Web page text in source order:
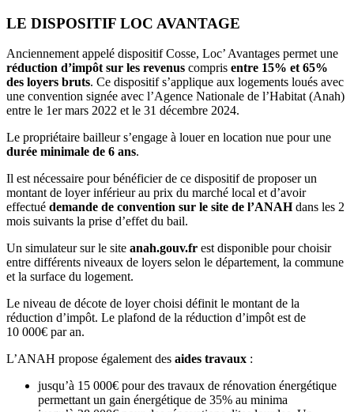
LE DISPOSITIF LOC AVANTAGE
Anciennement appelé dispositif Cosse, Loc’ Avantages permet une
réduction d’impôt sur les revenus compris entre 15% et 65%
des loyers bruts. Ce dispositif s’applique aux logements loués avec
une convention signée avec l’Agence Nationale de l’Habitat (Anah)
entre le 1er mars 2022 et le 31 décembre 2024.
Le propriétaire bailleur s’engage à louer en location nue pour une
durée minimale de 6 ans.
Il est nécessaire pour bénéficier de ce dispositif de proposer un
montant de loyer inférieur au prix du marché local et d’avoir
effectué demande de convention sur le site de l’ANAHdans les 2
mois suivants la prise d’effet du bail.
Un simulateur sur le site anah.gouv.fr est disponible pour choisir
entre différents niveaux de loyers selon le département, la commune
et la surface du logement.
Le niveau de décote de loyer choisi définit le montant de la
réduction d’impôt. Le plafond de la réduction d’impôt est de
10 000€ par an.
L’ANAH propose également des aides travaux :
jusqu’à 15 000€ pour des travaux de rénovation énergétique
permettant un gain énergétique de 35% au minima